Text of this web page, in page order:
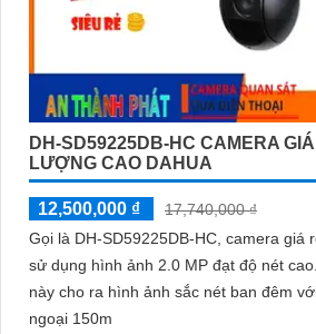
DH-SD59225DB-HC CAMERA
LƯỢNG CAO DAHUA
12,500,000 ₫
17,740,000 ₫
Gọi là DH-SD59225DB-HC, camera giá
sử dụng hình ảnh 2.0 MP đạt độ nét cao. Đặc biệt, camera
này cho ra hình ảnh sắc nét ban đêm
ngoại 150m